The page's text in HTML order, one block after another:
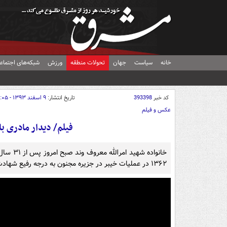
خانه سیاست جهان تحولات منطقه ورزش شبکه‌های
کد خبر393398 تاریخ انتشار: ۹ اسفند ۱۳۹۳ - ۱۵:۰۵
عکس و فیلم
فیلم/ دیدار مادری
۱۳۶۲ در عملیات خیبر در جزیره مجنون به درجه رفیع شهادت نائل شده بود.